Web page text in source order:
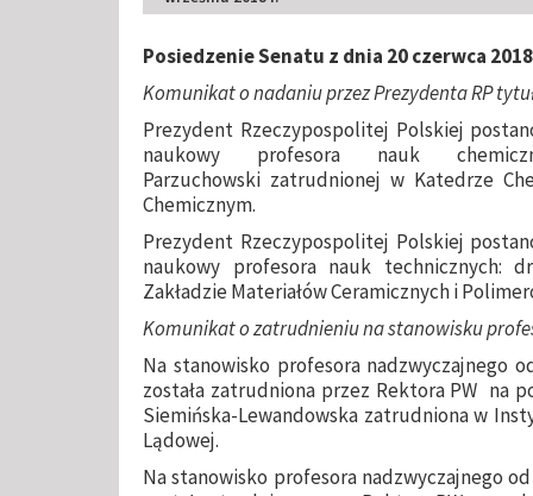
Posiedzenie Senatu z dnia 20 czerwca
Komunikat o nadaniu przez Prezydenta RP
Prezydent Rzeczypospolitej Polskiej
naukowy profesora nauk
Parzuchowski zatrudnionej w Katedrze
Chemicznym.
Prezydent Rzeczypospolitej Polskiej
naukowy profesora nauk technicznych:
Zakładzie Materiałów Ceramicznych i
Komunikat o zatrudnieniu na stanowisku
Na stanowisko profesora nadzwyczajnego
została zatrudniona przez Rektora PW na
Siemińska-Lewandowska zatrudniona w
Lądowej.
Na stanowisko profesora nadzwyczajnego